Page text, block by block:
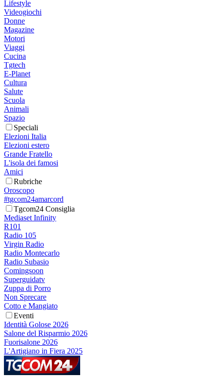
Lifestyle
Videogiochi
Donne
Magazine
Motori
Viaggi
Cucina
Tgtech
E-Planet
Cultura
Salute
Scuola
Animali
Spazio
Speciali
Elezioni Italia
Elezioni estero
Grande Fratello
L'isola dei famosi
Amici
Rubriche
Oroscopo
#tgcom24amarcord
Tgcom24 Consiglia
Mediaset Infinity
R101
Radio 105
Virgin Radio
Radio Montecarlo
Radio Subasio
Comingsoon
Superguidatv
Zuppa di Porro
Non Sprecare
Cotto e Mangiato
Eventi
Identità Golose 2026
Salone del Risparmio 2026
Fuorisalone 2026
L'Artigiano in Fiera 2025